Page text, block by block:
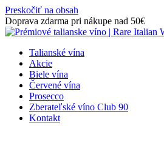
Preskočiť na obsah
Doprava zdarma pri nákupe nad 50€
Talianské vína
Akcie
Biele vína
Červené vína
Prosecco
Zberateľské víno Club 90
Kontakt